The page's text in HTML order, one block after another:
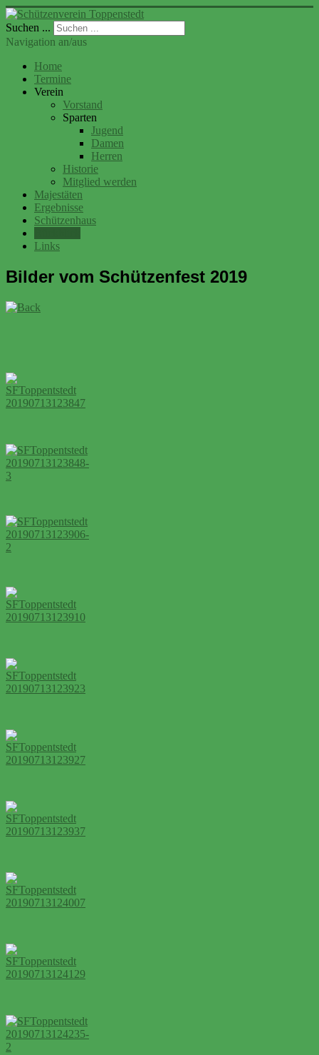
Suchen ...
Navigation an/aus
Home
Termine
Verein
Vorstand
Sparten
Jugend
Damen
Herren
Historie
Mitglied werden
Majestäten
Ergebnisse
Schützenhaus
Links
Bilder vom Schützenfest 2019